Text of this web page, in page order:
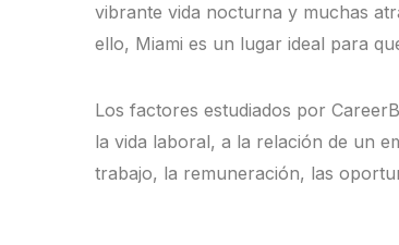
vibrante vida nocturna y muchas
ello, Miami es un lugar ideal para
Los factores estudiados por
la vida laboral, a la relación de un
trabajo, la remuneración, las